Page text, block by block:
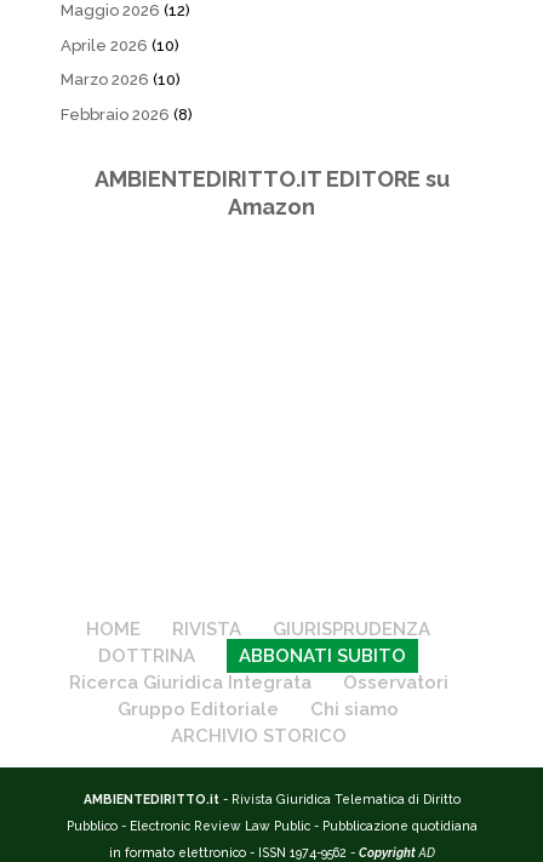
Maggio 2026 (12)
Aprile 2026 (10)
Marzo 2026 (10)
Febbraio 2026 (8)
AMBIENTEDIRITTO.IT EDITORE su
Amazon
HOME RIVISTA
GIURISPRUDENZA
DOTTRINA
ABBONATI SUBITO
Ricerca Giuridica Integrata
Osservatori
Gruppo Editoriale
Chi siamo
ARCHIVIO STORICO
AMBIENTEDIRITTO.it - Rivista Giuridica Telematica di Diritto
Pubblico - Electronic Review Law Public - Pubblicazione quotidiana
in formato elettronico - ISSN 1974-9562 - Copyright AD